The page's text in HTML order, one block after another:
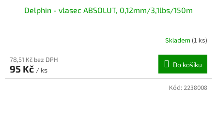
Delphin - vlasec ABSOLUT, 0,12mm/3,1lbs/150m
Skladem (1 ks)
78,51 Kč bez DPH
95 Kč / ks
Do košíku
Kód: 2238008